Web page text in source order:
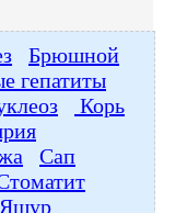
Брюшной
гепатиты
Корь
Сап
Ящур